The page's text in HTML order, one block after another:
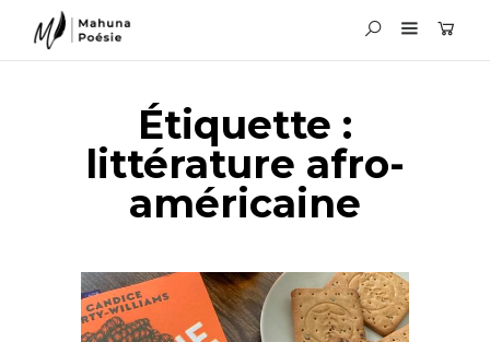
Étiquette :
littérature afro-
américaine